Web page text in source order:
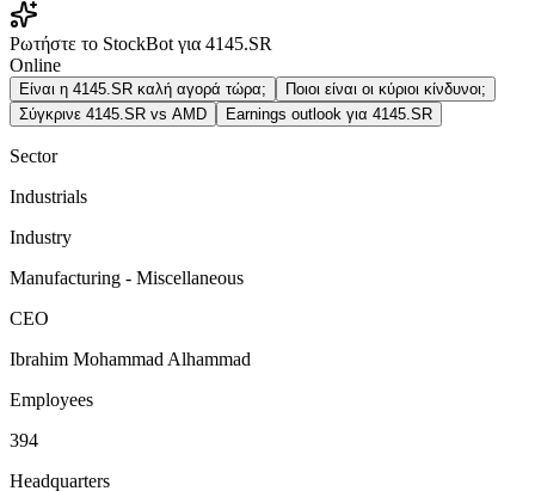
Ρωτήστε το StockBot για 4145.SR
Online
Είναι η 4145.SR καλή αγορά τώρα;
Ποιοι είναι οι κύριοι κίνδυνοι;
Σύγκρινε 4145.SR vs AMD
Earnings outlook για 4145.SR
Sector
Industrials
Industry
Manufacturing - Miscellaneous
CEO
Ibrahim Mohammad Alhammad
Employees
394
Headquarters